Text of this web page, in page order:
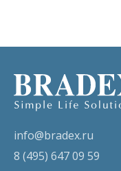
info@bradex.ru
8 (495) 647 09 59